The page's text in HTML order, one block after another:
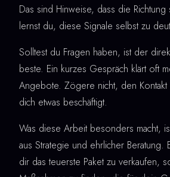
Das sind Hinweise, dass die
lernst du, diese Signale selbst zu
Solltest du Fragen haben, ist der
beste. Ein kurzes Gespräch klärt oft
Angebote. Zögere nicht, den
dich etwas beschäftigt.
Was diese Arbeit besonders macht,
aus Strategie und ehrlicher Beratung.
dir das teuerste Paket zu verkaufen,